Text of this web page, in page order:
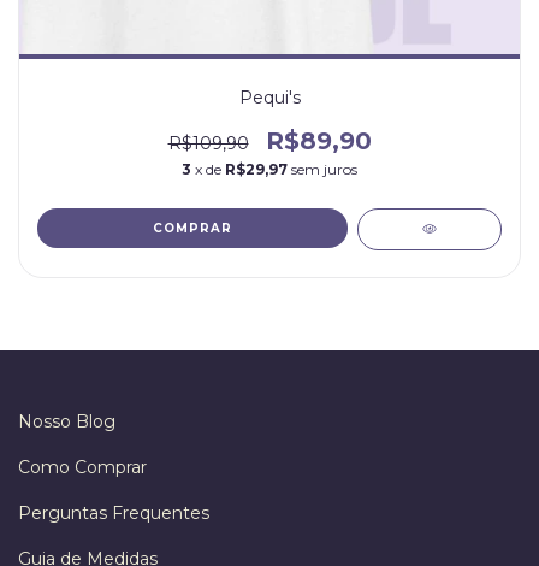
Pequi's
R$109,90 R$89,90
3 x de R$29,97 sem juros
COMPRAR
Nosso Blog
Como Comprar
Perguntas Frequentes
Guia de Medidas